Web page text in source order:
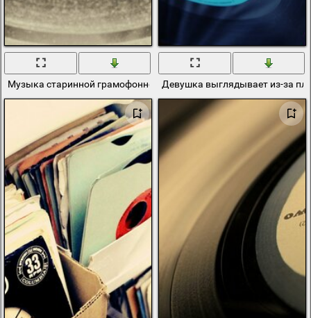
Музыка старинной грамофонной пластинкиДевушка выглядывает из-за